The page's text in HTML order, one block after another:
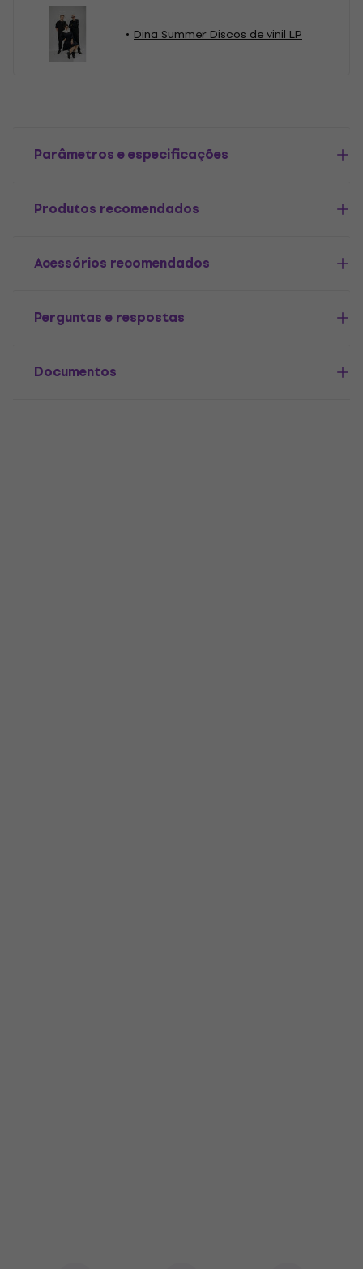
Dina Summer Discos de vinil LP
Parâmetros e especificações
Produtos recomendados
Acessórios recomendados
Perguntas e respostas
Documentos